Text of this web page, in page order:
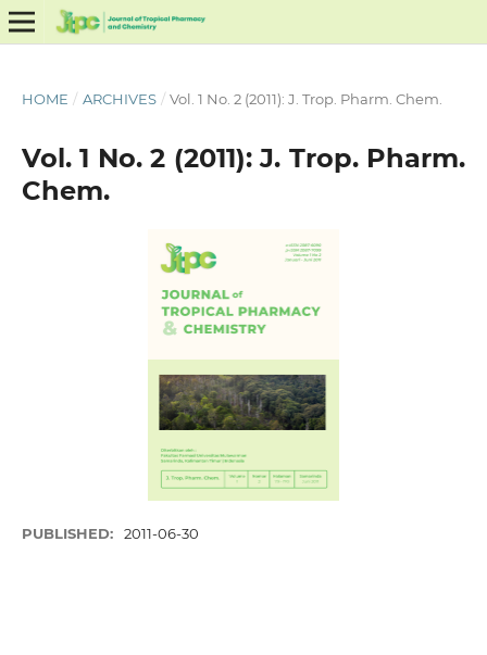
HOME / ARCHIVES / Vol. 1 No. 2 (2011): J. Trop. Pharm. Chem.
Vol. 1 No. 2 (2011): J. Trop. Pharm.
Chem.
PUBLISHED: 2011-06-30